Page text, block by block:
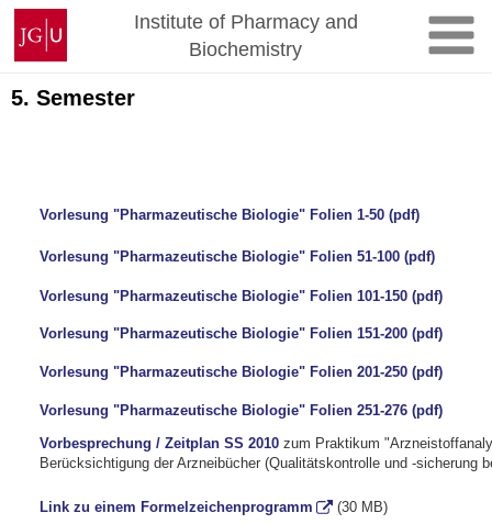
Skip
content
Johannes
Gutenberg
University
Mainz
Institute of Pharmacy and
Biochemistry
5. Semester
Vorlesung "Pharmazeutische Biologie" Folien 1-50 (pdf)
Vorlesung "Pharmazeutische Biologie" Folien 51-100 (pdf)
Vorlesung "Pharmazeutische Biologie" Folien 101-150 (pdf)
Vorlesung "Pharmazeutische Biologie" Folien 151-200 (pdf)
Vorlesung "Pharmazeutische Biologie" Folien 201-250 (pdf)
Vorlesung "Pharmazeutische Biologie" Folien 251-276 (pdf)
Vorbesprechung / Zeitplan SS 2010 zum Praktikum
Berücksichtigung der Arzneibücher (Qualitätskontrolle und -sicherung
Link zu einem Formelzeichenprogramm
(30 MB)